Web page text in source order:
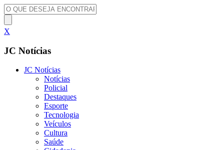
X
JC Notícias
JC Notícias
Notícias
Policial
Destaques
Esporte
Tecnologia
Veículos
Cultura
Saúde